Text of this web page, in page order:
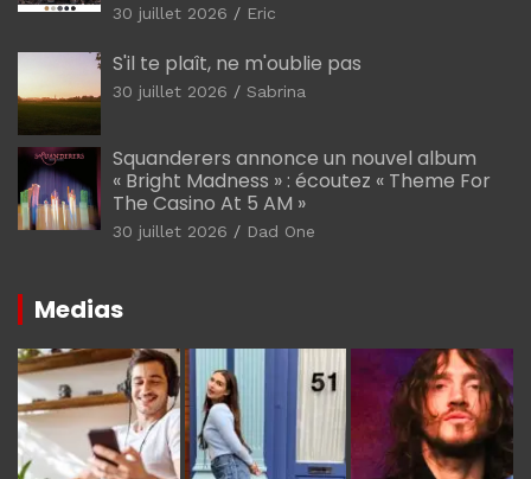
30 juillet 2026 Eric
S'il te plaît, ne m'oublie pas
30 juillet 2026 Sabrina
Squanderers annonce un nouvel album
« Bright Madness » : écoutez « Theme For
The Casino At 5 AM »
30 juillet 2026 Dad One
Medias